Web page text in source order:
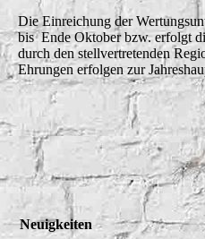
Die Einreichung der
bis Ende Oktober bzw. erfolgt
durch den stellvertretenden
Ehrungen erfolgen zur
Neuigkeiten